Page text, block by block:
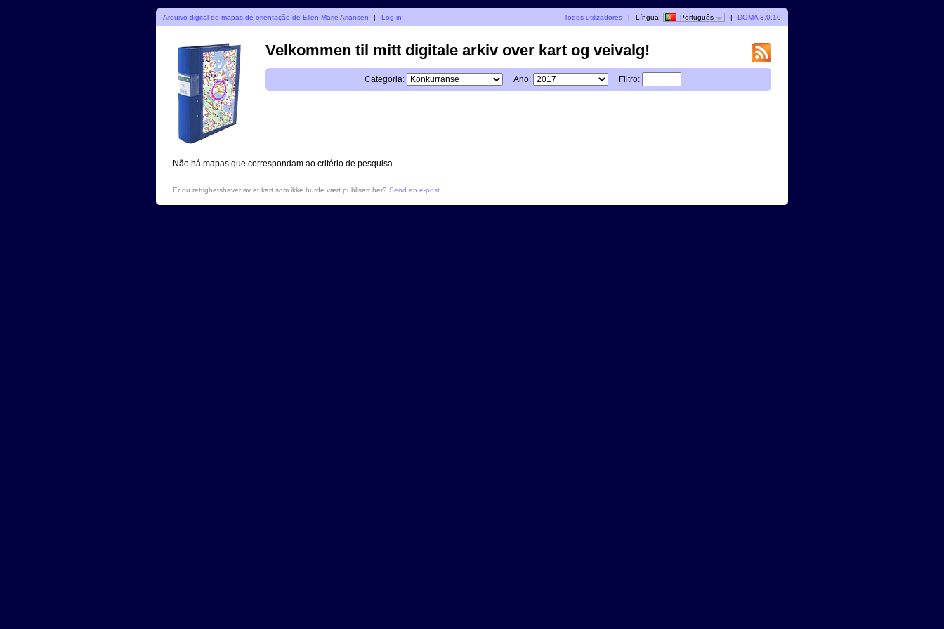
Arquivo digital de mapas de orientação de Ellen Marie Ariansen | Log in Todos utilizadores | Língua: Português | DOMA 3.0.10
Velkommen til mitt digitale arkiv over kart og veivalg!
Categoria: Ano: Filtro:
Não há mapas que correspondam ao critério de pesquisa.
Er du rettighetshaver av et kart som ikke burde vært publisert her? Send en e-post